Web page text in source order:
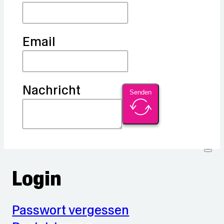
Email
Nachricht Senden
Login
Passwort vergessen